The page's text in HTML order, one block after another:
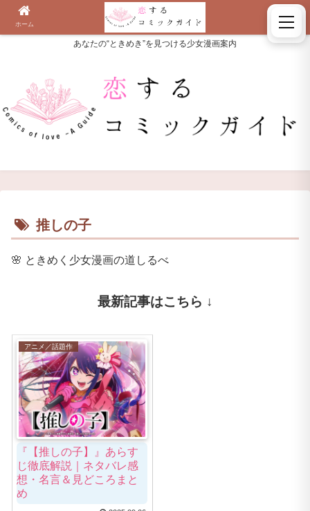
あなたの“ときめき”を見つける少女漫画案内
推しの子
🌸 ときめく少女漫画の道しるべ
最新記事はこちら ↓
アニメ／話題作
『【推しの子】』あらす
じ徹底解説｜ネタバレ感
想・名言＆見どころまと
め
ホーム 検索